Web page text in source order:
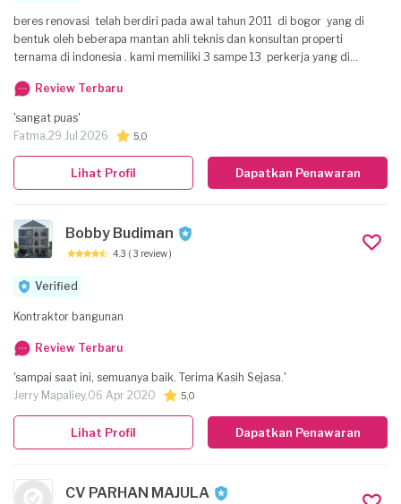
beres renovasi telah berdiri pada awal tahun 2011 di bogor yang di
bentuk oleh beberapa mantan ahli teknis dan konsultan properti
ternama di indonesia . kami memiliki 3 sampe 13 perkerja yang di
memandang begitu penting nya perawatan /perbaikan property yang
telah di bangun . kami selalu mengedepankn keamanan . kepuasan .
serta kekeluargaan dalam bekerja . kami memberikan konsultasi
mengenai anggaran .material dll. serta memberikan garansi pekerjaan
Review Terbaru
'sangat puas'
Fatma,29 Jul 2026 5,0
Dapatkan Penawaran
Lihat Profil
Bobby Budiman
4.3 ( 3 review )
Verified
Kontraktor bangunan
Review Terbaru
'sampai saat ini, semuanya baik. Terima Kasih Sejasa.'
Jerry Mapaliey,06 Apr 2020 5,0
Dapatkan Penawaran
Lihat Profil
CV PARHAN MAJULA